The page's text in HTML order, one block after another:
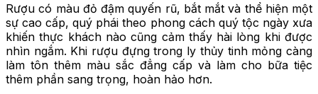
Rượu có màu đỏ đậm quyến rũ, bắt mắt và thể hiện một
sự cao cấp, quý phái theo phong cách quý tộc ngày xưa
khiến thực khách nào cũng cảm thấy hài lòng khi được
nhìn ngắm. Khi rượu đựng trong ly thủy tinh mỏng càng
làm tôn thêm màu sắc đẳng cấp và làm cho bữa tiệc
thêm phần sang trọng, hoàn hảo hơn.